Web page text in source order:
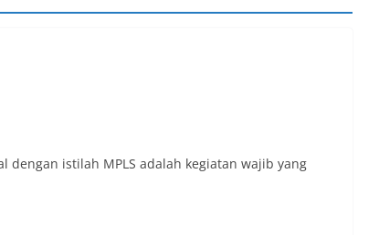
dengan istilah MPLS adalah kegiatan wajib yang